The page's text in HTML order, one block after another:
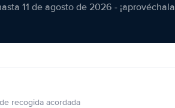
11 de agosto de 2026 - ¡aprovéchala
recogida acordada